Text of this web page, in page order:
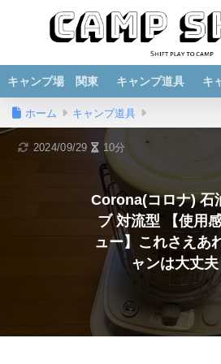
キャンプ場 関東 キャンプ道具 キ
ホーム キャンプ道具
Corona(コロナ) 石
ブ 対流型 【使用
ュー】これさえあ
ャンは大丈
2024/09/29 10分